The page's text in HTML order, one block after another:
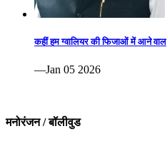
कहीं हम ग्वालियर की फिजाओं में आने वाल
—Jan 05 2026
मनोरंजन / बॉलीवुड